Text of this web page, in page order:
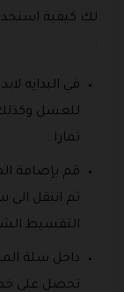
لك كيفية
:
في البدايه
للعسل
تمارا .
قم بإضافة
ثم انتقل الى
التقسيط
داخل سلة
تحصل على